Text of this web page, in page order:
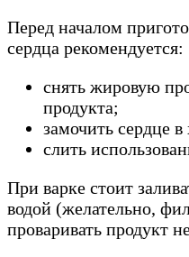
Перед началом
сердца рекомендуется:
снять жировую
продукта;
замочить сердце
слить
При варке стоит
водой (желательно,
проваривать продукт